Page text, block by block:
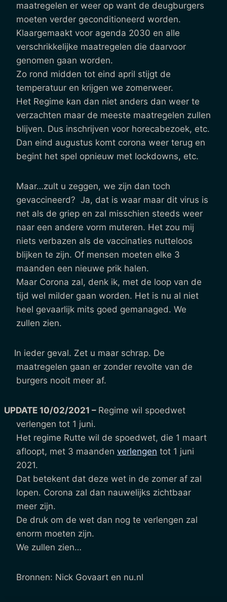
maatregelen er weer op want de deugburgers
moeten verder geconditioneerd worden.
Klaargemaakt voor agenda 2030 en alle
verschrikkelijke maatregelen die daarvoor
genomen gaan worden.
Zo rond midden tot eind april stijgt de
temperatuur en krijgen we zomerweer.
Het Regime kan dan niet anders dan weer te
verzachten maar de meeste maatregelen zullen
blijven. Dus inschrijven voor horecabezoek, etc.
Dan eind augustus komt corona weer terug en
begint het spel opnieuw met lockdowns, etc.
Maar…zult u zeggen, we zijn dan toch
gevaccineerd? Ja, dat is waar maar dit virus is
net als de griep en zal misschien steeds weer
naar een andere vorm muteren. Het zou mij
niets verbazen als de vaccinaties nutteloos
blijken te zijn. Of mensen moeten elke 3
maanden een nieuwe prik halen.
Maar Corona zal, denk ik, met de loop van de
tijd wel milder gaan worden. Het is nu al niet
heel gevaarlijk mits goed gemanaged. We
zullen zien.
In ieder geval. Zet u maar schrap. De
maatregelen gaan er zonder revolte van de
burgers nooit meer af.
UPDATE 10/02/2021 – Regime wil spoedwet
verlengen tot 1 juni.
Het regime Rutte wil de spoedwet, die 1 maart
afloopt, met 3 maanden verlengen tot 1 juni
2021.
Dat betekent dat deze wet in de zomer af zal
lopen. Corona zal dan nauwelijks zichtbaar
meer zijn.
De druk om de wet dan nog te verlengen zal
enorm moeten zijn.
We zullen zien…
Bronnen: Nick Govaart en nu.nl